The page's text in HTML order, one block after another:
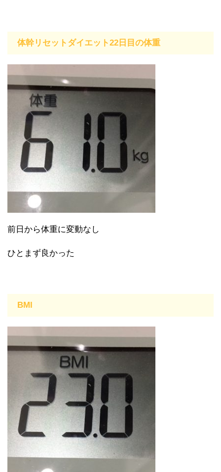
体幹リセットダイエット22日目の体重
前日から体重に変動なし
ひとまず良かった
BMI